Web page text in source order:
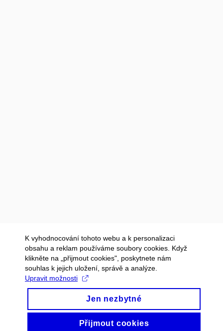
K vyhodnocování tohoto webu a k personalizaci
obsahu a reklam používáme soubory cookies. Když
klikněte na „přijmout cookies", poskytnete nám
souhlas k jejich uložení, správě a analýze.
Upravit možnosti
Jen nezbytné
Přijmout cookies